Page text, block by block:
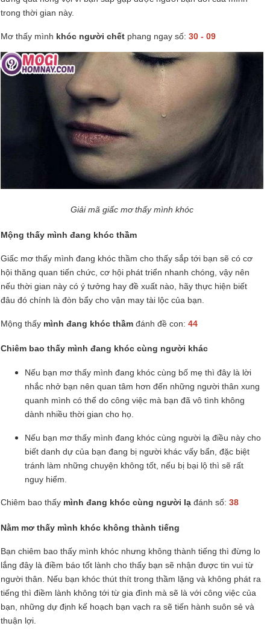
trong thời gian này.
Mơ thấy mình khóc người chết phang ngay số: 30 - 09
Giải mã giấc mơ thấy mình khóc
Mộng thấy mình đang khóc thầm
Giấc mơ thấy mình đang khóc thầm cho thấy sắp tới bạn sẽ có cơ
hội thăng quan tiến chức, cơ hội phát triển nhanh chóng, vậy nên
nếu thời gian này có ý tưởng hay đề xuất nào, hãy thực hiện biết
đâu đó chính là đòn bẩy cho vận may tài lộc của bạn.
Mộng thấy mình đang khóc thầm đánh đề con: 44
Chiêm bao thấy mình đang khóc cùng người khác
Nếu bạn mơ thấy mình đang khóc cùng bố mẹ thì đây là lời
nhắc nhở bạn nên quan tâm hơn đến những người thân xung
quanh mình có thể do công việc mà bạn đã vô tình không
dành nhiều thời gian cho họ.
Nếu bạn mơ thấy mình đang khóc cùng người lạ điều này cho
biết danh dự của bạn đang bị người khác vấy bẩn, đặc biệt
tránh làm những chuyện không tốt, nếu bị bại lộ thì sẽ rất
nguy hiểm.
Chiêm bao thấy mình đang khóc cùng người lạ đánh số: 38
Nằm mơ thấy mình khóc không thành tiếng
Bạn chiêm bao thấy mình khóc nhưng không thành tiếng thì đừng lo
lắng đây là điềm báo tốt lành cho thấy bạn sẽ nhận được tin vui từ
người thân. Nếu bạn khóc thút thít trong thầm lặng và không phát ra
tiếng thì điềm lành không tới từ gia đình mà sẽ là với công việc của
bạn, những dự định kế hoạch bạn vạch ra sẽ tiến hành suôn sẻ và
thuận lợi.